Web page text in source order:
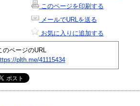
このページを印刷する
メールでURLを送る
お気に入りに追加する
のページのURL
plth.me/41115434